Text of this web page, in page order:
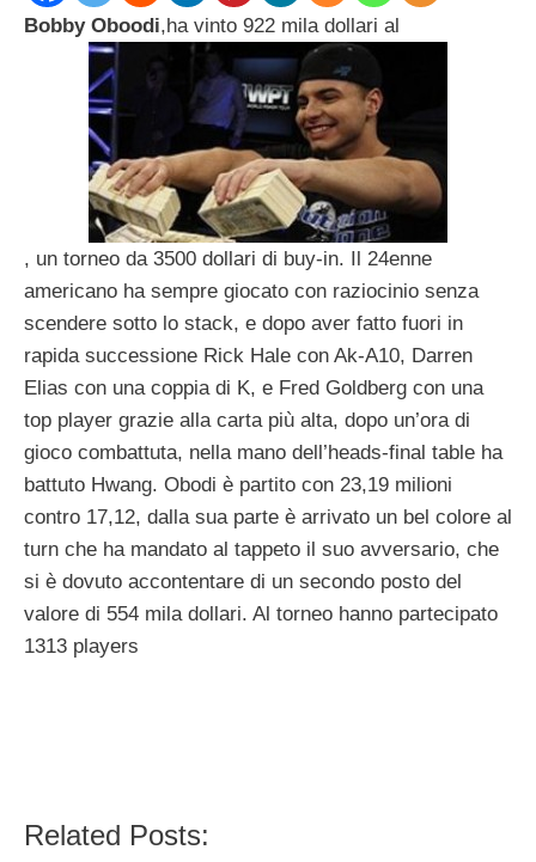
Bobby Oboodi,ha vinto 922 mila dollari al
, un torneo da 3500 dollari di buy-in. Il 24enne
americano ha sempre giocato con raziocinio senza
scendere sotto lo stack, e dopo aver fatto fuori in
rapida successione Rick Hale con Ak-A10, Darren
Elias con una coppia di K, e Fred Goldberg con una
top player grazie alla carta più alta, dopo un’ora di
gioco combattuta, nella mano dell’heads-final table ha
battuto Hwang. Obodi è partito con 23,19 milioni
contro 17,12, dalla sua parte è arrivato un bel colore al
turn che ha mandato al tappeto il suo avversario, che
si è dovuto accontentare di un secondo posto del
valore di 554 mila dollari. Al torneo hanno partecipato
1313 players
Related Posts: